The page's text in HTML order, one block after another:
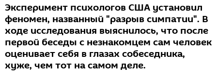
Эксперимент психологов США установил
феномен, названный "разрыв симпатии". В
ходе исследования выяснилось, что после
первой беседы с незнакомцем сам человек
оценивает себя в глазах собеседника,
хуже, чем тот на самом деле.